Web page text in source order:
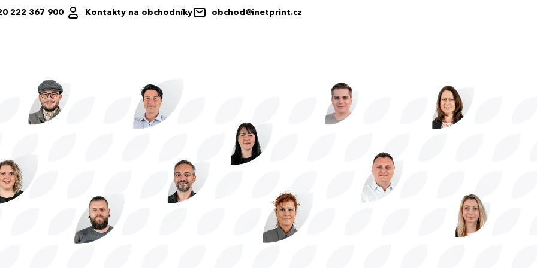
222 367 900 Kontakty na obchodníky obchod@inetprint.cz